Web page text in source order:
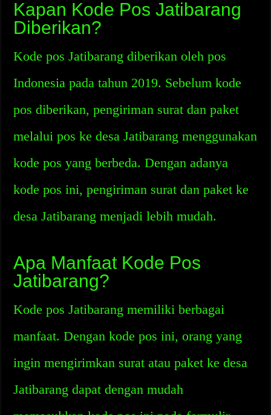
Kapan Kode Pos Jatibarang
Diberikan?
Kode pos Jatibarang diberikan oleh pos
Indonesia pada tahun 2019. Sebelum kode
pos diberikan, pengiriman surat dan paket
melalui pos ke desa Jatibarang menggunakan
kode pos yang berbeda. Dengan adanya
kode pos ini, pengiriman surat dan paket ke
desa Jatibarang menjadi lebih mudah.
Apa Manfaat Kode Pos
Jatibarang?
Kode pos Jatibarang memiliki berbagai
manfaat. Dengan kode pos ini, orang yang
ingin mengirimkan surat atau paket ke desa
Jatibarang dapat dengan mudah